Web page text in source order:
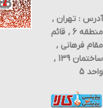
آدرس : تهران ,
منطقه 6 , قائم
مقام فرهانی ,
ساختمان 139 ,
واحد 5